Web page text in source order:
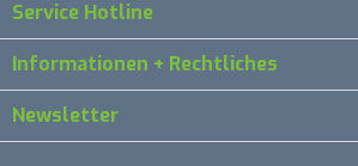
Service Hotline
Informationen + Rechtliches
Newsletter